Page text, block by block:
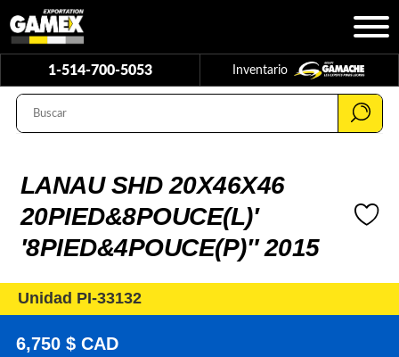
1-514-700-5053 Inventario
LANAU SHD 20X46X46
20PIED&8POUCE(L)′
′8PIED&4POUCE(P)″ 2015
Unidad PI-33132
6,750 $ CAD